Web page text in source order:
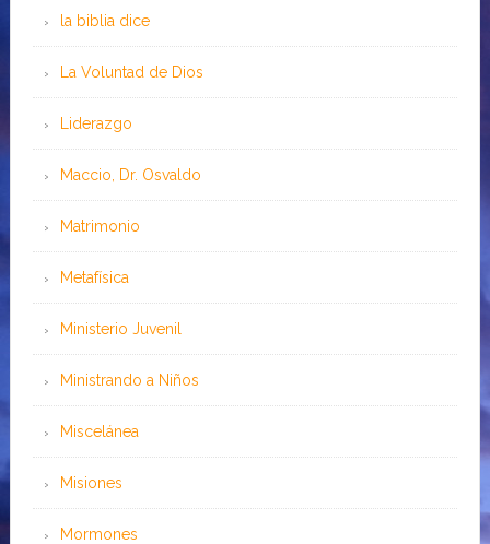
la biblia dice
La Voluntad de Dios
Liderazgo
Maccio, Dr. Osvaldo
Matrimonio
Metafísica
Ministerio Juvenil
Ministrando a Niños
Miscelánea
Misiones
Mormones